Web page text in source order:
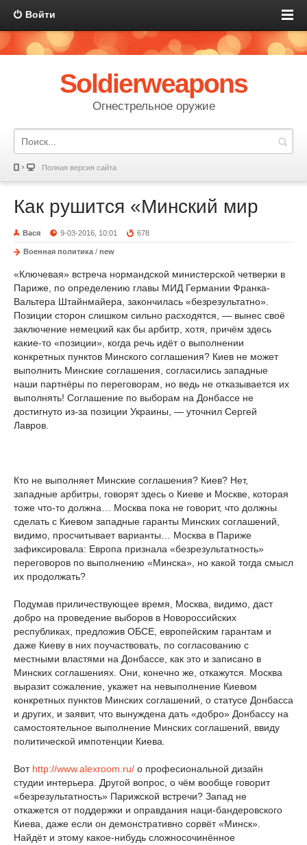
Войти
Soldierweapons
Огнестрельное оружие
Полная версия сайта
Как рушится «Минский мир
Вася 9-03-2016, 10:01 678
Военная политика / new
«Ключевая» встреча нормандской министерской четверки в
Париже, по определению главы МИД Германии Франка-
Вальтера Штайнмайера, закончилась «безрезультатно».
Позиции сторон слишком сильно расходятся, — вынес своё
заключение немецкий как бы арбитр, хотя, причём здесь
какие-то «позиции», когда речь идёт о выполнении
конкретных пунктов Минского соглашения? Киев не может
выполнить Минские соглашения, согласились западные
наши партнёры по переговорам, но ведь не отказывается их
выполнять! Соглашение по выборам на Донбассе не
достигнуто из-за позиции Украины, — уточнил Сергей
Лавров.
Кто не выполняет Минские соглашения? Киев? Нет,
западные арбитры, говорят здесь о Киеве и Москве, которая
тоже что-то должна… Москва пока не говорит, что должны
сделать с Киевом западные гаранты Минских соглашений,
видимо, просчитывает варианты… Москва в Париже
зафиксировала: Европа признала «безрезультатность»
переговоров по выполнению «Минска», но какой тогда смысл
их продолжать?
Подумав приличествующее время, Москва, видимо, даст
добро на проведение выборов в Новороссийских
республиках, предложив ОБСЕ, европейским гарантам и
даже Киеву в них поучаствовать, по согласованию с
местными властями на Донбассе, как это и записано в
Минских соглашениях. Они, конечно же, откажутся. Москва
выразит сожаление, укажет на невыполнение Киевом
конкретных пунктов Минских соглашений, о статусе Донбасса
и других, и заявит, что вынуждена дать «добро» Донбассу на
самостоятельное выполнение Минских соглашений, ввиду
политической импотенции Киева.
Вот http://www.alexroom.ru/ о професиональной дизайн
студии интерьера. Другой вопрос, о чём вообще говорит
«безрезультатность» Парижской встречи? Запад не
откажется от поддержки и оправдания наци-бандеровского
Киева, даже если он демонстративно сорвёт «Минск».
Найдёт и этому какое-нибудь сложносочинённое